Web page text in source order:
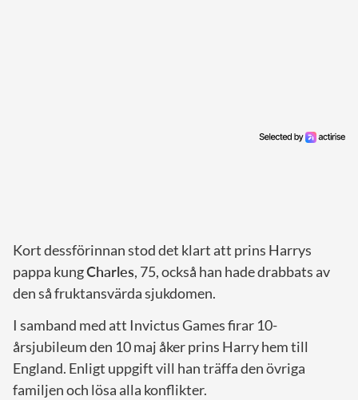
Kort dessförinnan stod det klart att prins Harrys
pappa kungCharles, 75, också han hade drabbats av
den så fruktansvärda sjukdomen.
I samband med att Invictus Games firar 10-
årsjubileum den 10 maj åker prins Harry hem till
England. Enligt uppgift vill han träffa den övriga
familjen och lösa alla konflikter.